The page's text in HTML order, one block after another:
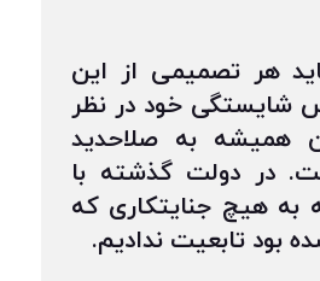
هر تصمیمی از این
شایستگی خود در نظر
همیشه به صلاحدید
در دولت گذشته با
به هیچ جنایتکاری که
بود تابعیت ندادیم.